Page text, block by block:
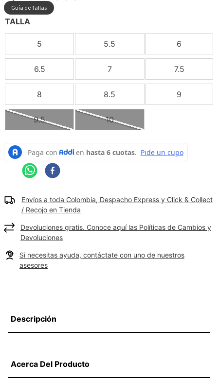
Guía de Tallas
TALLA
10
5 5.5 6
6.5 7 7.5
8 8.5 9
9.5
Envíos a toda Colombia, Despacho Express y Click & Collect
/ Recojo en Tienda
Devoluciones gratis. Conoce aquí las Políticas de Cambios y
Devoluciones
Si necesitas ayuda, contáctate con uno de nuestros
asesores
Descripción
Acerca Del Producto
9. camisetas hombre